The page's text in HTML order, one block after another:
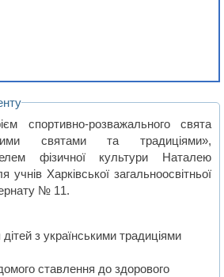
спортивно-розважального свята
святами та традиціями»,
фізичної культури Наталею
учнів Харківської загальноосвітньої
№ 11.
з українськими традиціями
ставлення до здорового